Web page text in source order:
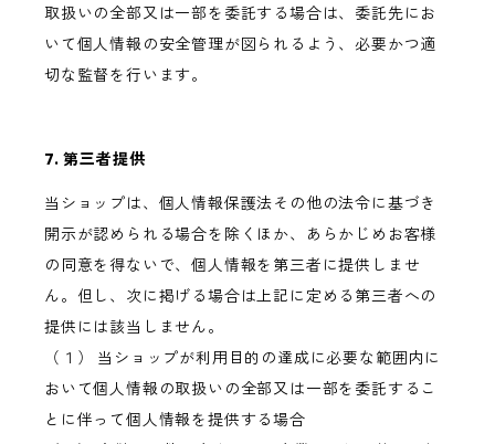
取扱いの全部又は一部を委託する場合は、委託先にお
いて個人情報の安全管理が図られるよう、必要かつ適
切な監督を行います。
7. 第三者提供
当ショップは、個人情報保護法その他の法令に基づき
開示が認められる場合を除くほか、あらかじめお客様
の同意を得ないで、個人情報を第三者に提供しませ
ん。但し、次に掲げる場合は上記に定める第三者への
提供には該当しません。
（１） 当ショップが利用目的の達成に必要な範囲内に
おいて個人情報の取扱いの全部又は一部を委託するこ
とに伴って個人情報を提供する場合